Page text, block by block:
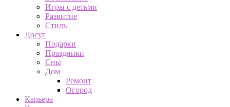
Игры с детьми
Развитие
Стиль
Досуг
Подарки
Праздники
Сны
Дом
Ремонт
Огород
Карьера